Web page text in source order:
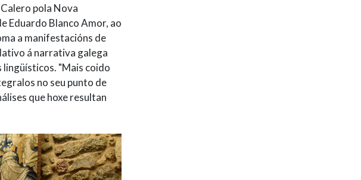
pola Nova
Eduardo Blanco Amor, ao
a manifestacións de
á narrativa galega
"Mais coido
no seu punto de
que hoxe resultan